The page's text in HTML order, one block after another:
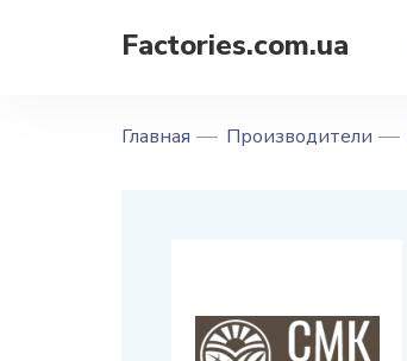
Factories.com.ua
Главная Производители